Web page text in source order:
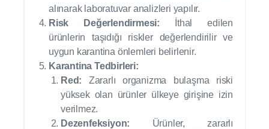
alınarak laboratuvar analizleri yapılır.
Risk Değerlendirmesi: İthal edilen
ürünlerin taşıdığı riskler değerlendirilir ve
uygun karantina önlemleri belirlenir.
Karantina Tedbirleri:
Red: Zararlı organizma bulaşma riski
yüksek olan ürünler ülkeye girişine izin
verilmez.
Dezenfeksiyon: Ürünler, zararlı